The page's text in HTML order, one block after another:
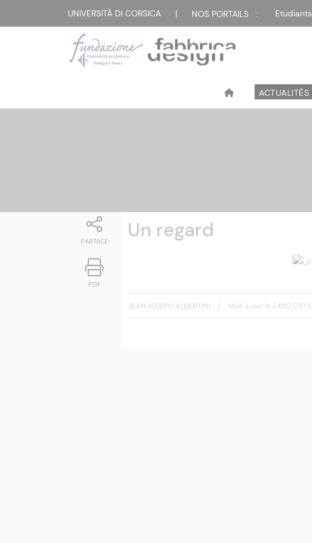
UNIVERSITÀ DI CORSICA | NOS PORTAILS : Etudiants
ACTUALITÉS
PARTAGE
PDF
Un regard
JEAN-JOSEPH ALBERTINI | Mise à jour le 24/02/2015